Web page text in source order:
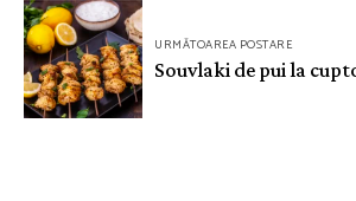
URMĂTOAREA POSTARE
Souvlaki de pui la